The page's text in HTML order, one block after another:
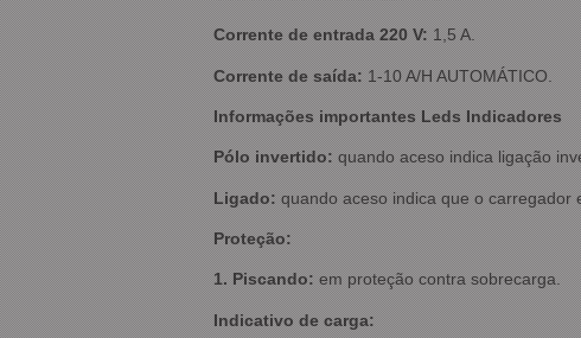
Corrente de entrada 220 V:1,5 A.
Corrente de saída:1-10 A/H AUTOMÁTICO.
Informações importantes Leds Indicadores
Pólo invertido:quando aceso indica ligação
Ligado:quando aceso indica que o carregador
Proteção:
1. Piscando:em proteção contra sobrecarga.
Indicativo de carga: